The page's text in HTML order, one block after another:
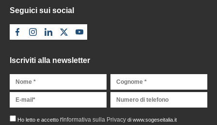
Seguici sui social
Iscriviti alla newsletter
Ho letto e accetto l'Informativa sulla Privacydi www.sogeseitalia.it